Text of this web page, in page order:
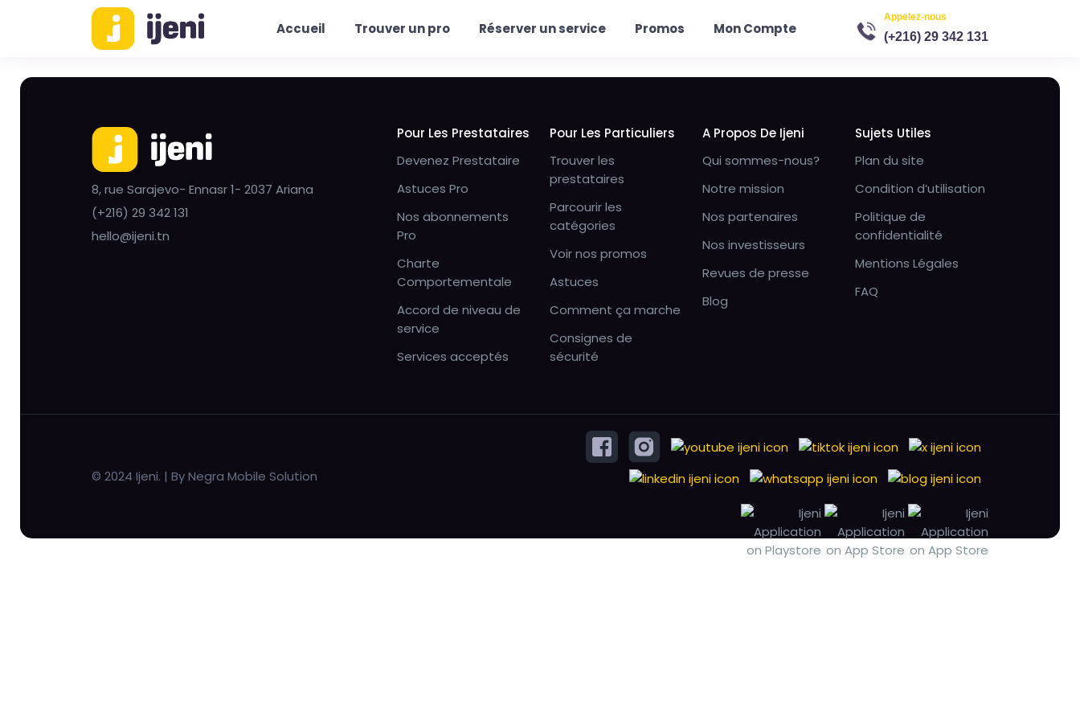
Accueil Trouver un pro Réserver un service Promos Mon Compte
Appelez-nous
(+216) 29 342 131
8, rue Sarajevo- Ennasr 1- 2037 Ariana
(+216) 29 342 131
hello@ijeni.tn
Pour Les Prestataires
Devenez Prestataire
Astuces Pro
Nos abonnements
Pro
Charte
Comportementale
Accord de niveau de
service
Services acceptés
Pour Les Particuliers
Trouver les
prestataires
Parcourir les
catégories
Voir nos promos
Astuces
Comment ça marche
Consignes de
sécurité
A Propos De Ijeni
Qui sommes-nous?
Notre mission
Nos partenaires
Nos investisseurs
Revues de presse
Blog
Sujets Utiles
Plan du site
Condition d’utilisation
Politique de
confidentialité
Mentions Légales
FAQ
© 2024 Ijeni. | By Negra Mobile Solution